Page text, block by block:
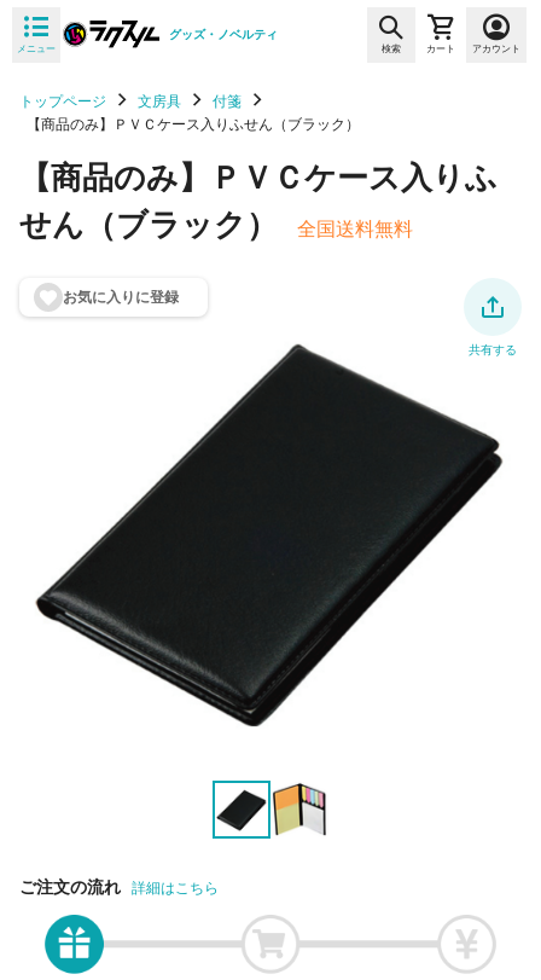
メニュー
グッズ・ノベルティ
検索 カート アカウント
トップページ 文房具
付箋
【商品のみ】ＰＶＣケース入りふせん（ブラック）
【商品のみ】ＰＶＣケース入りふ
せん（ブラック）
全国送料無料
お気に入りに登録
共有する
ご注文の流れ 詳細はこちら